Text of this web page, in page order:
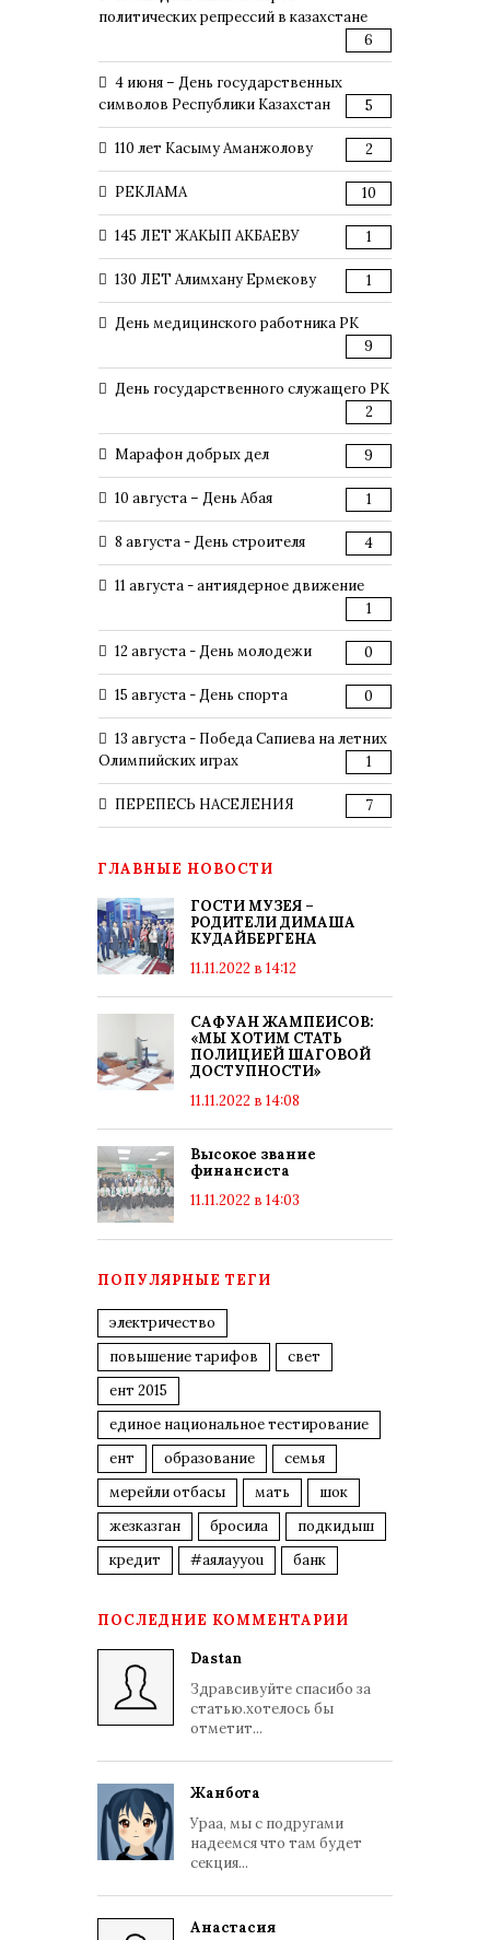
политических репрессий в казахстане
6
4 июня – День государственных
символов Республики Казахстан
5
110 лет Касыму Аманжолову 2
РЕКЛАМА 10
145 ЛЕТ ЖАКЫП АКБАЕВУ 1
130 ЛЕТ Алимхану Ермекову 1
День медицинского работника РК
9
День государственного служащего РК
2
Марафон добрых дел 9
10 августа – День Абая 1
8 августа - День строителя 4
11 августа - антиядерное движение
1
12 августа - День молодежи 0
15 августа - День спорта 0
13 августа - Победа Сапиева на летних
Олимпийских играх
1
ПЕРЕПЕСЬ НАСЕЛЕНИЯ 7
ГЛАВНЫЕ НОВОСТИ
ГОСТИ МУЗЕЯ –
РОДИТЕЛИ ДИМАША
КУДАЙБЕРГЕНА
11.11.2022 в 14:12
САФУАН ЖАМПЕИСОВ:
«МЫ ХОТИМ СТАТЬ
ПОЛИЦИЕЙ ШАГОВОЙ
ДОСТУПНОСТИ»
11.11.2022 в 14:08
Высокое звание
финансиста
11.11.2022 в 14:03
ПОПУЛЯРНЫЕ ТЕГИ
электричество
повышение тарифов
свет
ент 2015
единое национальное тестирование
ент
образование
семья
мерейли отбасы
мать
шок
жезказган
бросила
подкидыш
кредит
#аялауyou банк
ПОСЛЕДНИЕ КОММЕНТАРИИ
Dastan
Здравсивуйте спасибо за
статью.хотелось бы
отметит...
Жанбота
Ураа, мы с подругами
надеемся что там будет
секция...
Анастасия